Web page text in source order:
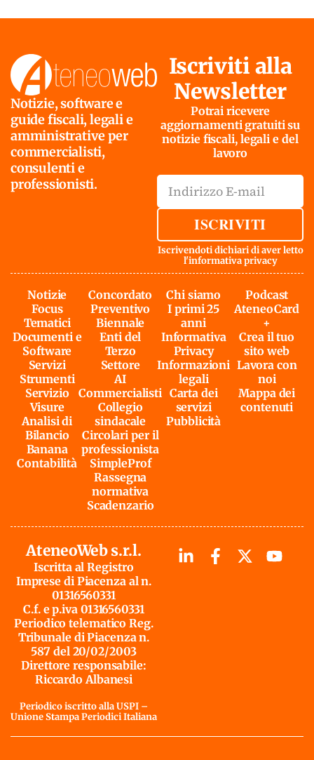
Notizie, software e
guide fiscali, legali e
amministrative per
commercialisti,
consulenti e
professionisti.
Iscriviti alla
Newsletter
Potrai ricevere
aggiornamenti gratuiti su
notizie fiscali, legali e del
lavoro
ISCRIVITI
Iscrivendoti dichiari di aver letto
l'informativa privacy
Notizie
Focus
Tematici
Documenti e
Software
Servizi
Strumenti
Servizio
Visure
Analisi di
Bilancio
Banana
Contabilità
Concordato
Preventivo
Biennale
Enti del
Terzo
Settore
AI
Commercialisti
Collegio
sindacale
Circolari per il
professionista
SimpleProf
Rassegna
normativa
Scadenzario
Chi siamo
I primi 25
anni
Informativa
Privacy
Informazioni
legali
Carta dei
servizi
Pubblicità
Podcast
AteneoCard
+
Crea il tuo
sito web
Lavora con
noi
Mappa dei
contenuti
AteneoWeb s.r.l.
Iscritta al Registro
Imprese di Piacenza al n.
01316560331
C.f. e p.iva 01316560331
Periodico telematico Reg.
Tribunale di Piacenza n.
587 del 20/02/2003
Direttore responsabile:
Riccardo Albanesi
Periodico iscritto alla USPI –
Unione Stampa Periodici Italiana